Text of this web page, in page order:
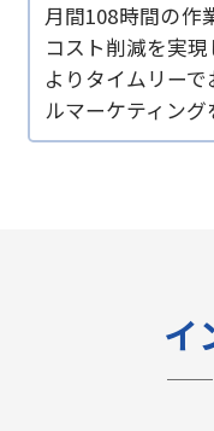
月間108時間の作
コスト削減を実現
よりタイムリー
ルマーケティング
イ